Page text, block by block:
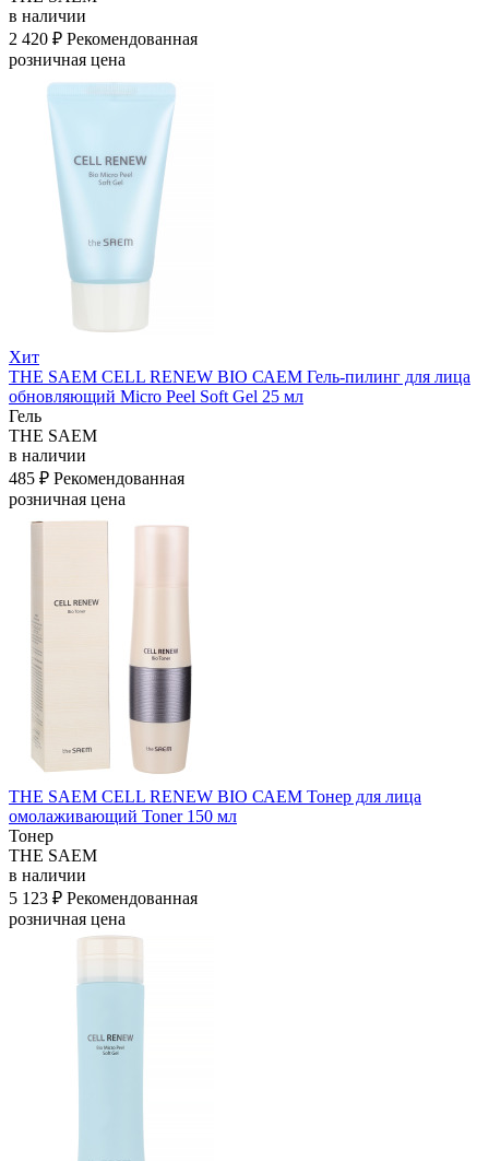
в наличии
2 420 ₽ Рекомендованная
розничная цена
Хит
THE SAEM CELL RENEW BIO САЕМ Гель-пилинг для лица
обновляющий Micro Peel Soft Gel 25 мл
Гель
THE SAEM
в наличии
485 ₽ Рекомендованная
розничная цена
THE SAEM CELL RENEW BIO САЕМ Тонер для лица
омолаживающий Toner 150 мл
Тонер
THE SAEM
в наличии
5 123 ₽ Рекомендованная
розничная цена